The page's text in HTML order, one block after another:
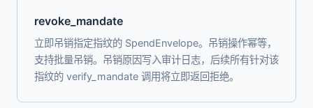
revoke_mandate
立即吊销指定指纹的 SpendEnvelope。吊销操作幂等，
支持批量吊销。吊销原因写入审计日志，后续所有针对该
指纹的 verify_mandate 调用将立即返回拒绝。